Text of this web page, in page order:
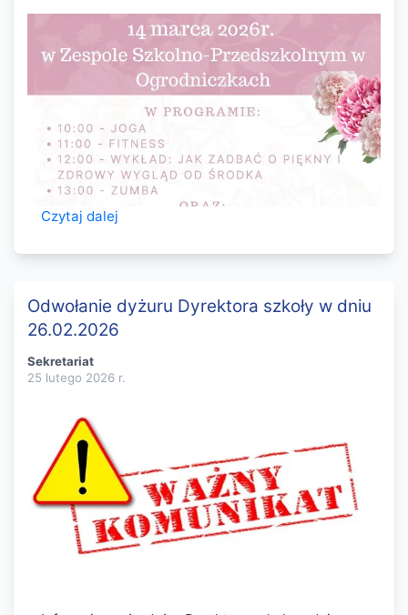
Czytaj dalej
Odwołanie dyżuru Dyrektora szkoły w dniu
26.02.2026
Sekretariat
25 lutego 2026 r.